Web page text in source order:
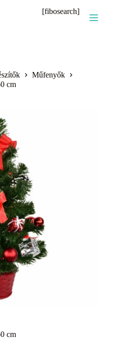
[fibosearch]
Műfenyők
cm
cm